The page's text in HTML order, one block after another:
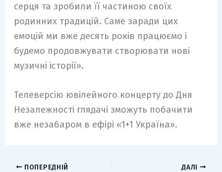
серця та зробили її частиною своїх
родинних традицій. Саме заради цих
емоцій ми вже десять років працюємо і
будемо продовжувати створювати нові
музичні історії».
Телеверсію ювілейного концерту до Дня
Незалежності глядачі зможуть побачити
вже незабаром в ефірі «1+1 Україна».
ПОПЕРЕДНІЙ ДАЛІ